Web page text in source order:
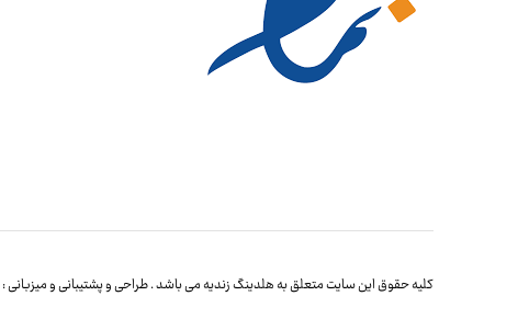
کلیه حقوق این سایت متعلق به هلدینگ زندیه می باشد . طراحی و پشتیبانی و میزبانی :